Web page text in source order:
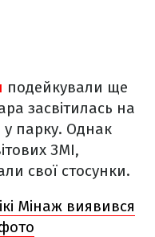
подейкували ще
засвітилась на
парку. Однак
ЗМІ,
свої стосунки.
Мінаж виявився